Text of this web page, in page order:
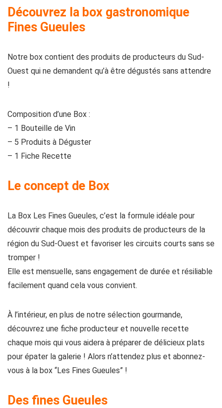
Découvrez la box gastronomique
Fines Gueules
Notre box contient des produits de producteurs du Sud-
Ouest qui ne demandent qu’à être dégustés sans attendre
!
Composition d’une Box :
– 1 Bouteille de Vin
– 5 Produits à Déguster
– 1 Fiche Recette
Le concept de Box
La Box Les Fines Gueules, c’est la formule idéale pour
découvrir chaque mois des produits de producteurs de la
région du Sud-Ouest et favoriser les circuits courts sans se
tromper !
Elle est mensuelle, sans engagement de durée et résiliable
facilement quand cela vous convient.
À l’intérieur, en plus de notre sélection gourmande,
découvrez une fiche producteur et nouvelle recette
chaque mois qui vous aidera à préparer de délicieux plats
pour épater la galerie ! Alors n’attendez plus et abonnez-
vous à la box “Les Fines Gueules” !
Des fines Gueules